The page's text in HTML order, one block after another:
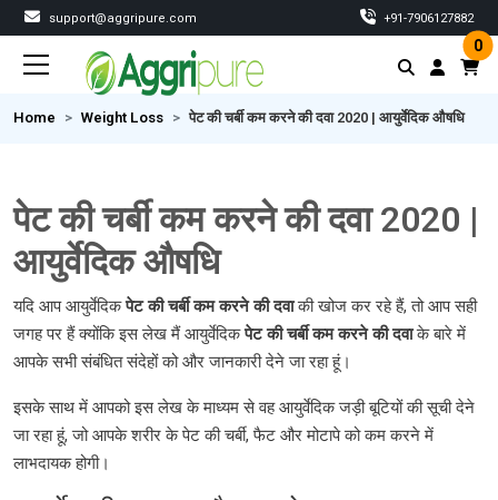
support@aggripure.com ‎+91-7906127882
0
Home Weight Loss पेट की चर्बी कम करने की दवा 2020 | आयुर्वेदिक औषधि
पेट की चर्बी कम करने की दवा 2020 |
आयुर्वेदिक औषधि
यदि आप आयुर्वेदिकपेटकीचर्बीकमकरनेकीदवाकी खोज कर रहे हैं, तो आप सही
जगह पर हैं क्योंकि इस लेख मैं आयुर्वेदिकपेटकीचर्बीकमकरनेकीदवाके बारे में
आपके सभी संबंधित संदेहों को और जानकारी देने जा रहा हूं।
इसके साथ में आपको इस लेख के माध्यम से वह आयुर्वेदिक जड़ी बूटियों की सूची देने
जा रहा हूं, जो आपके शरीर के पेट की चर्बी, फैट और मोटापे को कम करने में
लाभदायक होगी।